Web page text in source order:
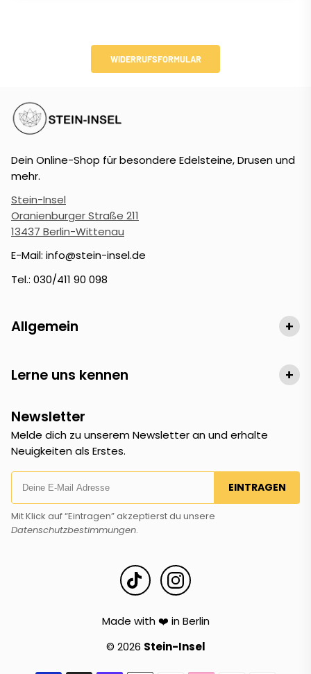
WIDERRUFSFORMULAR
Dein Online-Shop für besondere Edelsteine, Drusen und
mehr.
Stein-Insel
Oranienburger Straße 211
13437 Berlin-Wittenau
E-Mail: info@stein-insel.de
Tel.: 030/411 90 098
Allgemein +
Lerne uns kennen +
Newsletter
Melde dich zu unserem Newsletter an und erhalte
Neuigkeiten als Erstes.
EINTRAGEN
Mit Klick auf “Eintragen” akzeptierst du unsere
Datenschutzbestimmungen.
Made with ❤️ in Berlin
© 2026 Stein-Insel